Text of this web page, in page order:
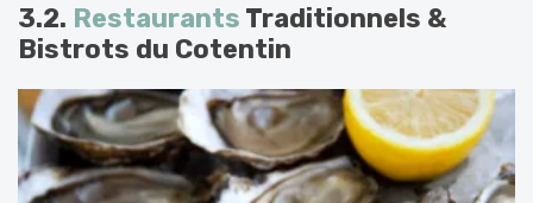
3.2. Restaurants Traditionnels &
Bistrots du Cotentin